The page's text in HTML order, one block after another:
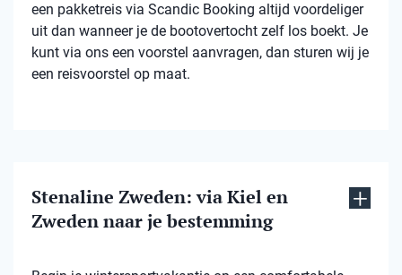
een pakketreis via Scandic Booking altijd voordeliger
uit dan wanneer je de bootovertocht zelf los boekt. Je
kunt via ons een voorstel aanvragen, dan sturen wij je
een reisvoorstel op maat.
Stenaline Zweden: via Kiel en
Zweden naar je bestemming